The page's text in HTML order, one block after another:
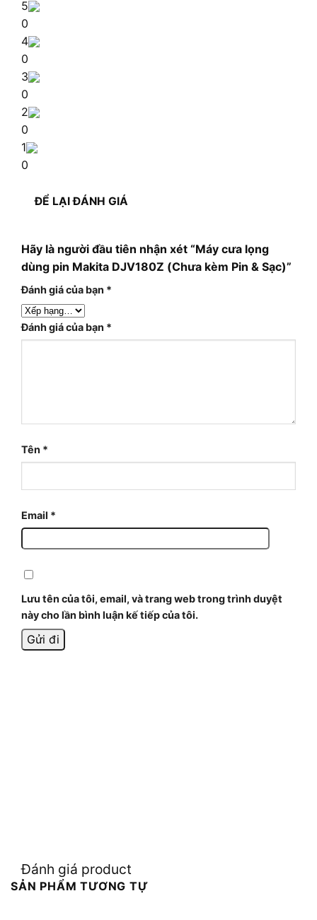
5
0
4
0
3
0
2
0
1
0
ĐỂ LẠI ĐÁNH GIÁ
Hãy là người đầu tiên nhận xét “Máy cưa lọng
dùng pin Makita DJV180Z (Chưa kèm Pin & Sạc)”
Đánh giá của bạn *
Đánh giá của bạn *
Tên *
Email *
Lưu tên của tôi, email, và trang web trong trình duyệt
này cho lần bình luận kế tiếp của tôi.
Đánh giá product
SẢN PHẨM TƯƠNG TỰ